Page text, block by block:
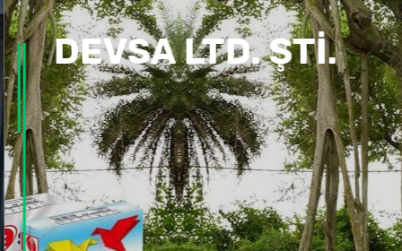
DEVSA LTD. ŞTI.